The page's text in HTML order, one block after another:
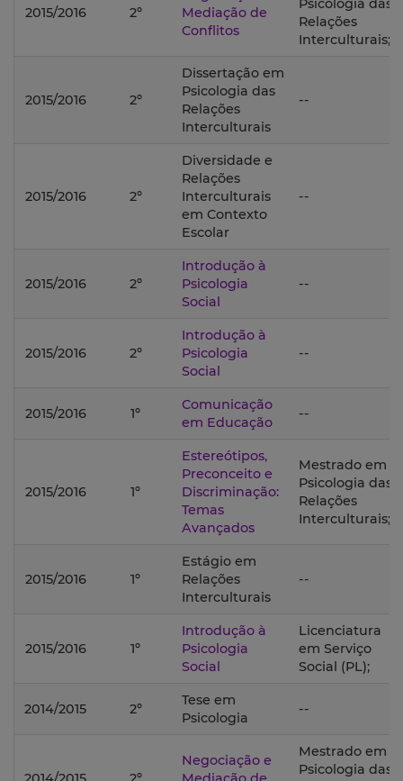
2015/2016 2º
Mediação de
Conflitos
Psicologia das
Relações
Interculturais;
2015/2016 2º
Dissertação em
Psicologia das
Relações
Interculturais
--
2015/2016 2º
Diversidade e
Relações
Interculturais
em Contexto
Escolar
--
2015/2016 2º
Introdução à
Psicologia
Social
--
2015/2016 2º
Introdução à
Psicologia
Social
--
2015/2016 1º
Comunicação
em Educação
--
2015/2016 1º
Estereótipos,
Preconceito e
Discriminação:
Temas
Avançados
Mestrado em
Psicologia das
Relações
Interculturais;
2015/2016 1º
Estágio em
Relações
Interculturais
--
2015/2016 1º
Introdução à
Psicologia
Social
Licenciatura
em Serviço
Social (PL);
2014/2015 2º
Tese em
Psicologia
--
Negociação e
Mestrado em
Psicologia das